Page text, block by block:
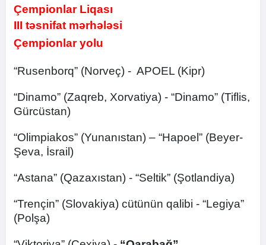
Çempionlar Liqası
III təsnifat mərhələsi
Çempionlar yolu
“Rusenborq” (Norveç) - APOEL (Kipr)
“Dinamo” (Zaqreb, Xorvatiya) - “Dinamo” (Tiflis,
Gürcüstan)
“Olimpiakos” (Yunanıstan) – “Hapoel” (Beyer-
Şeva, İsrail)
“Astana” (Qazaxıstan) - “Seltik” (Şotlandiya)
“Trençin” (Slovakiya) cütünün qalibi - “Legiya”
(Polşa)